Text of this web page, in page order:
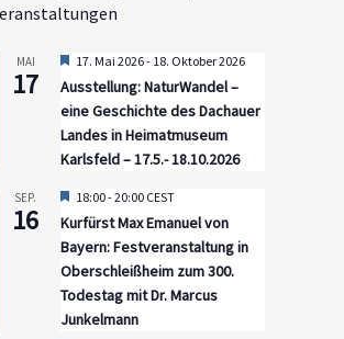
MAI
17
Hervorgehoben
17. Mai 2026- 18. Oktober 2026
Ausstellung: NaturWandel –
eine Geschichte des Dachauer
Landes in Heimatmuseum
Karlsfeld – 17.5.- 18.10.2026
SEP.
16
Hervorgehoben
18:00-20:00 CEST
Kurfürst Max Emanuel von
Bayern: Festveranstaltung in
Oberschleißheim zum 300.
Todestag mit Dr. Marcus
Junkelmann